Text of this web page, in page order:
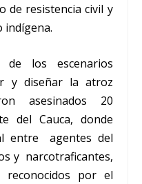
de resistencia civil y
indígena.
los escenarios
y diseñar la atroz
asesinados 20
del Cauca, donde
entre agentes del
y narcotraficantes,
reconocidos por el